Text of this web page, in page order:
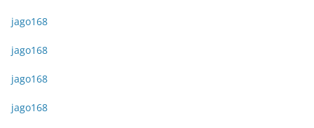
jago168
jago168
jago168
jago168